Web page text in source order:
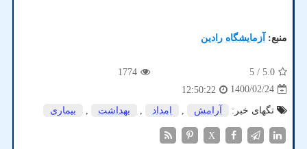
منبع: آزمایشگاه رادین
5.0
/ 5
1774
1400/02/24
12:50:22
تگهای خبر:
آرامش , امداد , بهداشت , بیماری
X